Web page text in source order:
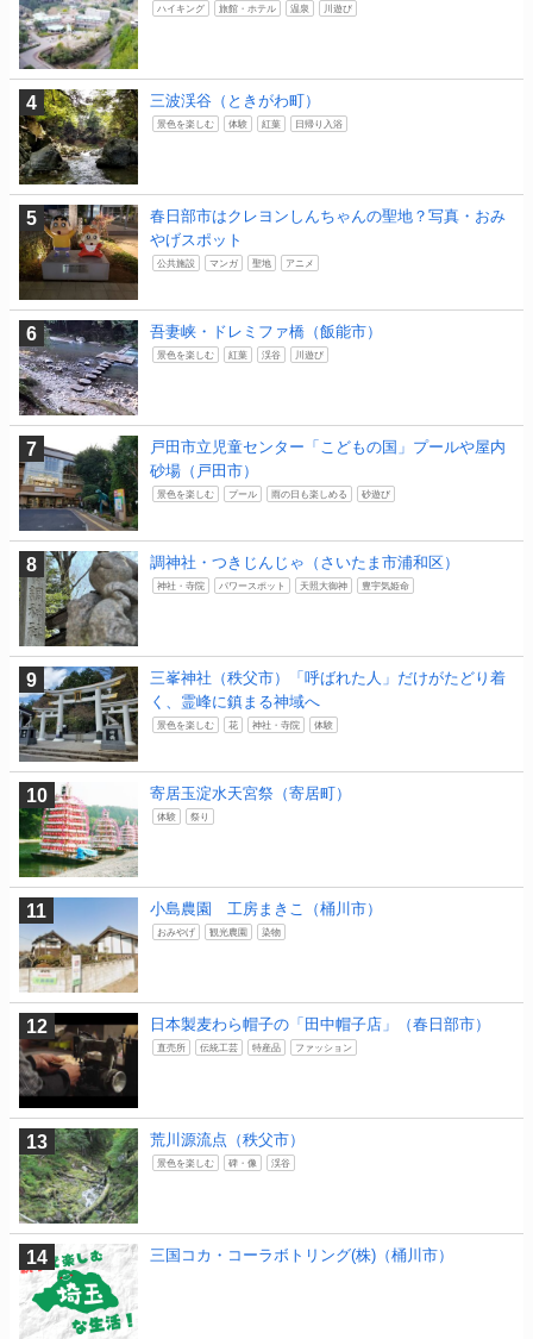
ハイキング 旅館・ホテル 温泉 川遊び
三波渓谷（ときがわ町）
景色を楽しむ 体験 紅葉 日帰り入浴
春日部市はクレヨンしんちゃんの聖地？写真・おみ
やげスポット
公共施設 マンガ 聖地 アニメ
吾妻峡・ドレミファ橋（飯能市）
景色を楽しむ 紅葉 渓谷 川遊び
戸田市立児童センター「こどもの国」プールや屋内
砂場（戸田市）
景色を楽しむ プール 雨の日も楽しめる 砂遊び
調神社・つきじんじゃ（さいたま市浦和区）
神社・寺院 パワースポット 天照大御神 豊宇気姫命
三峯神社（秩父市）「呼ばれた人」だけがたどり着
く、霊峰に鎮まる神域へ
景色を楽しむ 花 神社・寺院 体験
寄居玉淀水天宮祭（寄居町）
体験 祭り
小島農園 工房まきこ（桶川市）
おみやげ 観光農園 染物
日本製麦わら帽子の「田中帽子店」（春日部市）
直売所 伝統工芸 特産品 ファッション
荒川源流点（秩父市）
景色を楽しむ 碑・像 渓谷
三国コカ・コーラボトリング(株)（桶川市）